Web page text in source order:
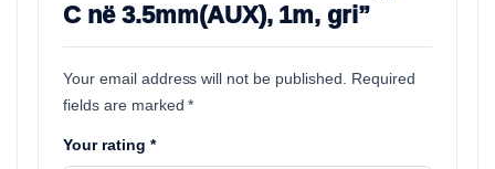
C në 3.5mm(AUX), 1m, gri”
Your email address will not be published.
Required
fields are marked*
Your rating *